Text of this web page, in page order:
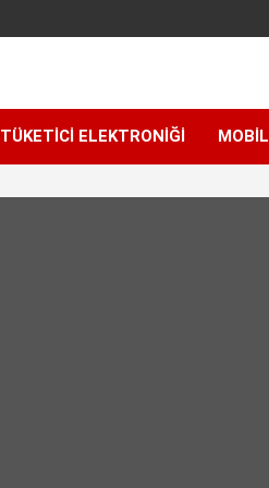
TÜKETICI ELEKTRONIĞI MOBIL